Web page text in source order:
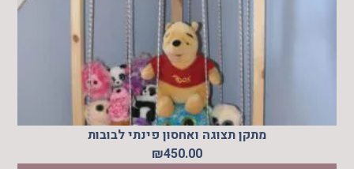
מתקן תצוגה ואחסון פינתי לבובות
₪450.00